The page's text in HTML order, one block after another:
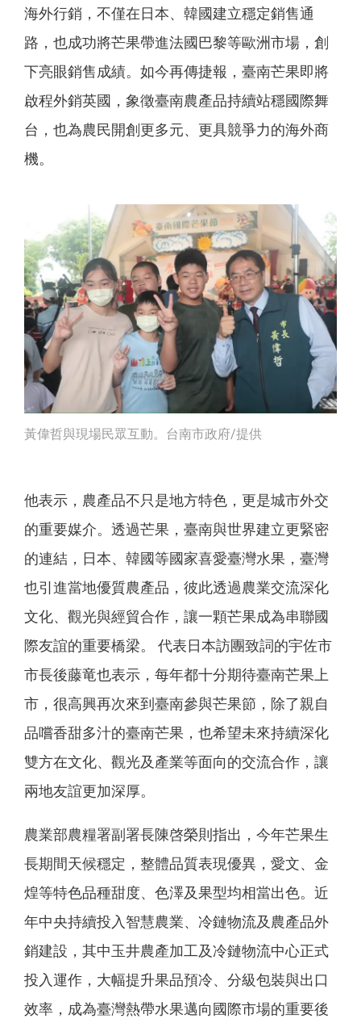
海外行銷，不僅在日本、韓國建立穩定銷售通
路，也成功將芒果帶進法國巴黎等歐洲市場，創
下亮眼銷售成績。如今再傳捷報，臺南芒果即將
啟程外銷英國，象徵臺南農產品持續站穩國際舞
台，也為農民開創更多元、更具競爭力的海外商
機。
黃偉哲與現場民眾互動。台南市政府/提供
他表示，農產品不只是地方特色，更是城市外交
的重要媒介。透過芒果，臺南與世界建立更緊密
的連結，日本、韓國等國家喜愛臺灣水果，臺灣
也引進當地優質農產品，彼此透過農業交流深化
文化、觀光與經貿合作，讓一顆芒果成為串聯國
際友誼的重要橋梁。 代表日本訪團致詞的宇佐市
市長後藤竜也表示，每年都十分期待臺南芒果上
市，很高興再次來到臺南參與芒果節，除了親自
品嚐香甜多汁的臺南芒果，也希望未來持續深化
雙方在文化、觀光及產業等面向的交流合作，讓
兩地友誼更加深厚。
農業部農糧署副署長陳啓榮則指出，今年芒果生
長期間天候穩定，整體品質表現優異，愛文、金
煌等特色品種甜度、色澤及果型均相當出色。近
年中央持續投入智慧農業、冷鏈物流及農產品外
銷建設，其中玉井農產加工及冷鏈物流中心正式
投入運作，大幅提升果品預冷、分級包裝與出口
效率，成為臺灣熱帶水果邁向國際市場的重要後